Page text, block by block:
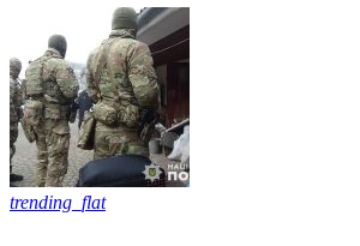
trending_flat